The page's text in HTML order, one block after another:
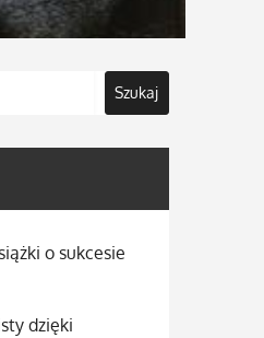
Szukaj
o sukcesie
dzięki